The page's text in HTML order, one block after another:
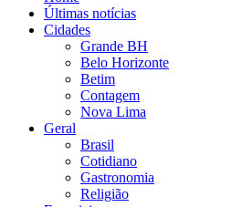
Últimas notícias
Cidades
Grande BH
Belo Horizonte
Betim
Contagem
Nova Lima
Geral
Brasil
Cotidiano
Gastronomia
Religião